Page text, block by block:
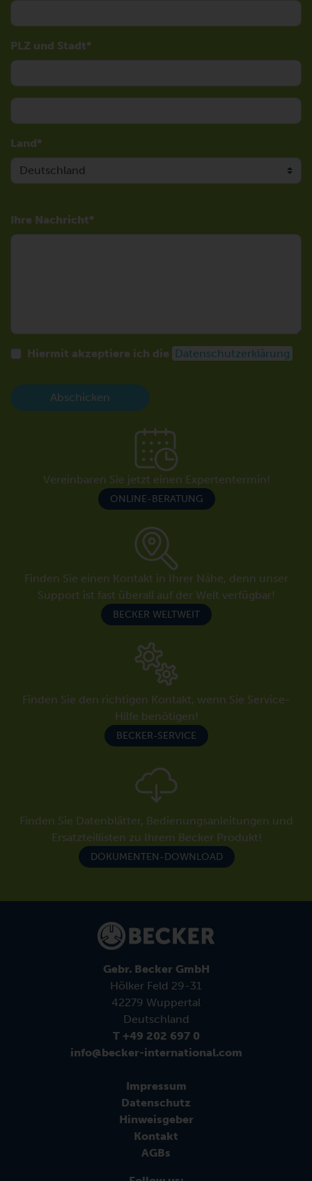
PLZ und Stadt
Land
Ihre Nachricht
Hiermit akzeptiere ich die Datenschutzerklärung
Abschicken
Vereinbaren Sie jetzt einen Expertentermin!
ONLINE-BERATUNG
Finden Sie einen Kontakt in Ihrer Nähe, denn unser
Support ist fast überall auf der Welt verfügbar!
BECKER WELTWEIT
Finden Sie den richtigen Kontakt, wenn Sie Service-
Hilfe benötigen!
BECKER-SERVICE
Finden Sie Datenblätter, Bedienungsanleitungen und
Ersatzteillisten zu Ihrem Becker Produkt!
DOKUMENTEN-DOWNLOAD
Gebr. Becker GmbH
Hölker Feld 29-31
42279 Wuppertal
Deutschland
T +49 202 697 0
info@becker-international.com
Impressum
Datenschutz
Hinweisgeber
Kontakt
AGBs